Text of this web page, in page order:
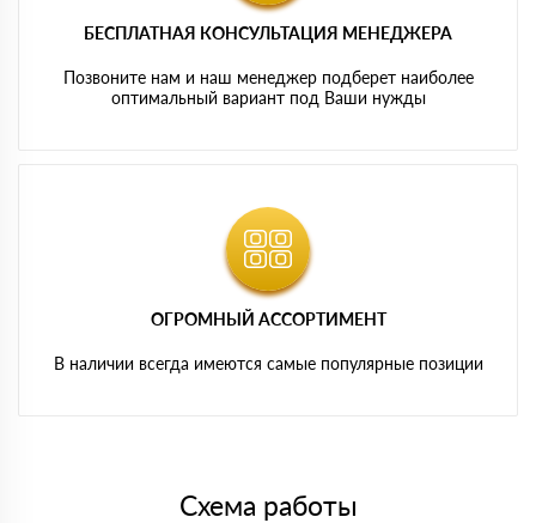
БЕСПЛАТНАЯ КОНСУЛЬТАЦИЯ МЕНЕДЖЕРА
Позвоните нам и наш менеджер подберет наиболее
оптимальный вариант под Ваши нужды
ОГРОМНЫЙ АССОРТИМЕНТ
В наличии всегда имеются самые популярные позиции
Схема работы